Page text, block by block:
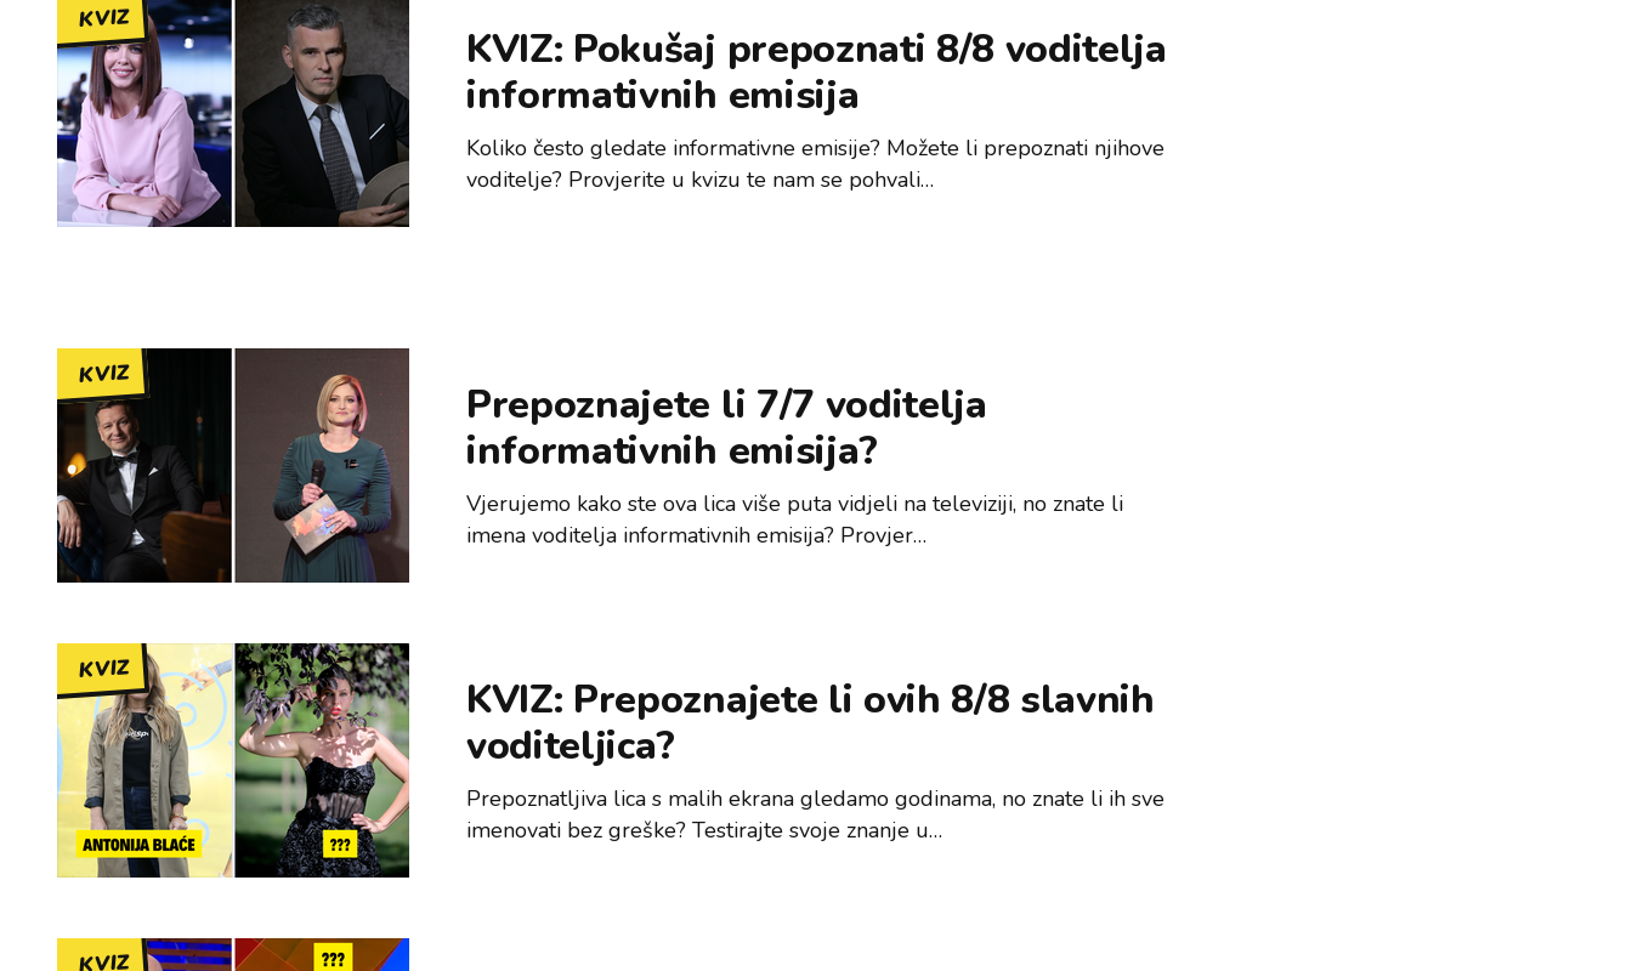
KVIZ
KVIZ: Pokušaj prepoznati 8/8 voditelja
informativnih emisija
Koliko često gledate informativne emisije? Možete li prepoznati njihove
voditelje? Provjerite u kvizu te nam se pohvali…
KVIZ
Prepoznajete li 7/7 voditelja
informativnih emisija?
Vjerujemo kako ste ova lica više puta vidjeli na televiziji, no znate li
imena voditelja informativnih emisija? Provjer…
KVIZ
KVIZ: Prepoznajete li ovih 8/8 slavnih
voditeljica?
Prepoznatljiva lica s malih ekrana gledamo godinama, no znate li ih sve
imenovati bez greške? Testirajte svoje znanje u…
KVIZ